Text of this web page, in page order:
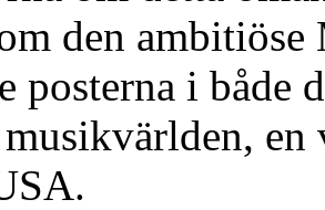
den
posterna i både
musikvärlden,